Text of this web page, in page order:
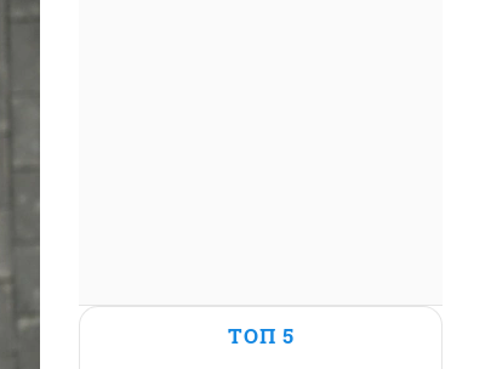
ТОП 5